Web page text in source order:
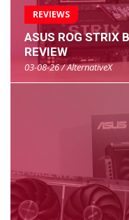
REVIEWS
ASUS ROG STRIX
REVIEW
03-08-26 / AlternativeX